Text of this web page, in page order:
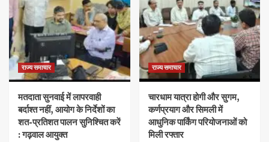
राज्य समाचार
मतदाता सुनवाई में लापरवाही
बर्दाश्त नहीं, आयोग के निर्देशों का
शत-प्रतिशत पालन सुनिश्चित करें
: गढ़वाल आयुक्त
राज्य समाचार
चारधाम यात्रा होगी और सुगम,
कर्णप्रयाग और सिमली में
आधुनिक पार्किंग परियोजनाओं को
मिली रफ्तार